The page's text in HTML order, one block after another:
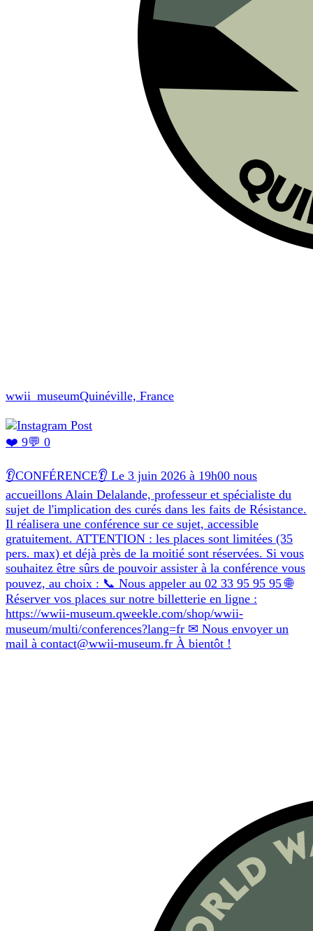
wwii_museumQuinéville, France
❤️ 9💬 0
👂CONFÉRENCE👂 Le 3 juin 2026 à 19h00 nous
accueillons Alain Delalande, professeur et spécialiste du
sujet de l'implication des curés dans les faits de Résistance.
Il réalisera une conférence sur ce sujet, accessible
gratuitement. ATTENTION : les places sont limitées (35
pers. max) et déjà près de la moitié sont réservées. Si vous
souhaitez être sûrs de pouvoir assister à la conférence vous
pouvez, au choix : 📞 Nous appeler au 02 33 95 95 95 🌐
Réserver vos places sur notre billetterie en ligne :
https://wwii-museum.qweekle.com/shop/wwii-
museum/multi/conferences?lang=fr ✉ Nous envoyer un
mail à contact@wwii-museum.fr À bientôt !